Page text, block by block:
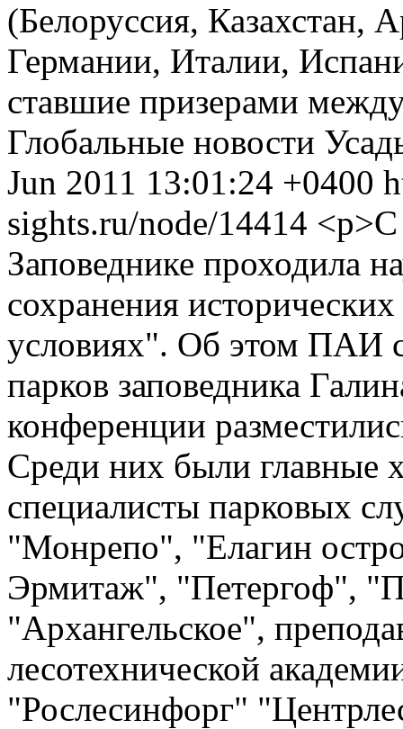
(Белоруссия, Казахстан,
Германии, Италии,
ставшие призерами
Глобальные новости
Jun 2011 13:01:24 +0400
sights.ru/node/14414 <p>С
Заповеднике проходила
сохранения
условиях". Об этом ПАИ
парков заповедника
конференции
Среди них были главные
специалисты парковых
"Монрепо", "Елагин
Эрмитаж", "Петергоф",
"Архангельское",
лесотехнической
"Рослесинфорг"